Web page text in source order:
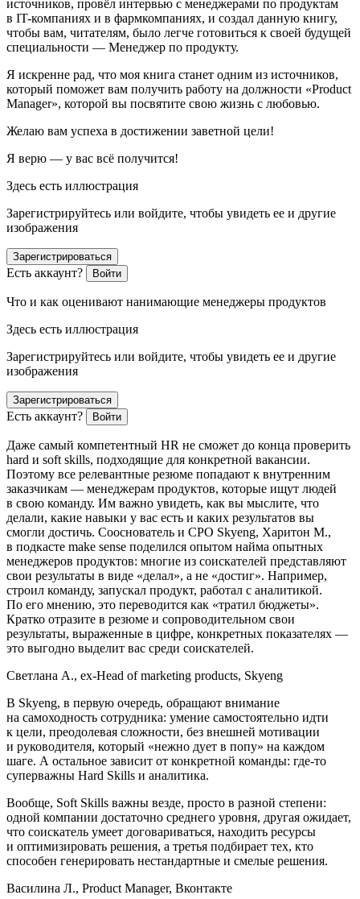
источников, провёл интервью с менеджерами по продуктам
в IT-компаниях и в фармкомпаниях, и создал данную книгу,
чтобы вам, читателям, было легче готовиться к своей будущей
специальности — Менеджер по продукту.
Я искренне рад, что моя книга станет одним из источников,
который поможет вам получить работу на должности «Product
Manager», которой вы посвятите свою жизнь с любовью.
Желаю вам успеха в достижении заветной цели!
Я верю — у вас всё получится!
Здесь есть иллюстрация
Зарегистрируйтесь или войдите, чтобы увидеть ее и другие
изображения
Зарегистрироваться
Есть аккаунт? Войти
Что и как оценивают нанимающие менеджеры продуктов
Здесь есть иллюстрация
Зарегистрируйтесь или войдите, чтобы увидеть ее и другие
изображения
Зарегистрироваться
Есть аккаунт? Войти
Даже самый компетентный HR не сможет до конца проверить
hard и soft skills, подходящие для конкретной вакансии.
Поэтому все релевантные резюме попадают к внутренним
заказчикам — менеджерам продуктов, которые ищут людей
в свою команду. Им важно увидеть, как вы мыслите, что
делали, какие навыки у вас есть и каких результатов вы
смогли достичь. Сооснователь и CPO Skyeng, Харитон М.,
в подкасте make sense поделился опытом найма опытных
менеджеров продуктов: многие из соискателей представляют
свои результаты в виде «делал», а не «достиг». Например,
строил команду, запускал продукт, работал с аналитикой.
По его мнению, это переводится как «тратил бюджеты».
Кратко отразите в резюме и сопроводительном свои
результаты, выраженные в цифре, конкретных показателях —
это выгодно выделит вас среди соискателей.
Светлана А., ex-Head of marketing products, Skyeng
В Skyeng, в первую очередь, обращают внимание
на самоходность сотрудника: умение самостоятельно идти
к цели, преодолевая сложности, без внешней мотивации
и руководителя, который «нежно дует в попу» на каждом
шаге. А остальное зависит от конкретной команды: где-то
суперважны Hard Skills и аналитика.
Вообще, Soft Skills важны везде, просто в разной степени:
одной компании достаточно среднего уровня, другая ожидает,
что соискатель умеет договариваться, находить ресурсы
и оптимизировать решения, а третья подбирает тех, кто
способен генерировать нестандартные и смелые решения.
Василина Л., Product Manager, Вконтакте